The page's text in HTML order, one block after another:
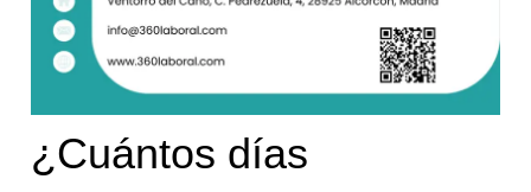
¿Cuántos días